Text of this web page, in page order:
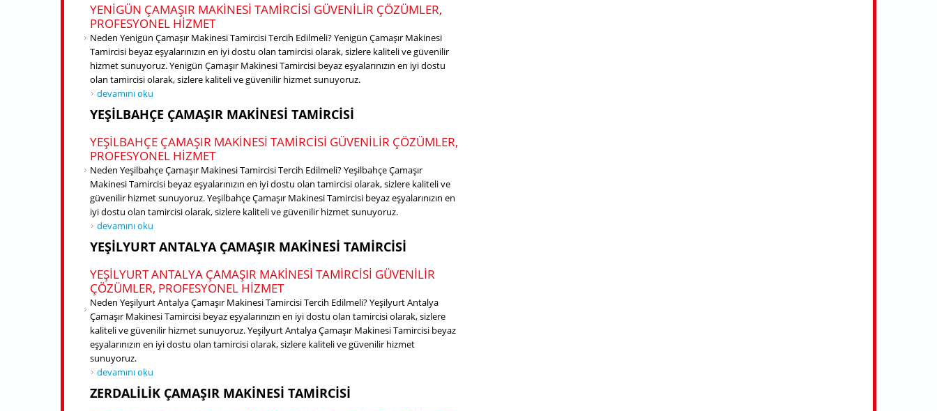
YENIGÜN ÇAMAŞIR MAKINESI TAMIRCISI GÜVENILIR ÇÖZÜMLER,
PROFESYONEL HIZMET
Neden Yenigün Çamaşır Makinesi Tamircisi Tercih Edilmeli? Yenigün Çamaşır Makinesi
Tamircisi beyaz eşyalarınızın en iyi dostu olan tamircisi olarak, sizlere kaliteli ve güvenilir
hizmet sunuyoruz. Yenigün Çamaşır Makinesi Tamircisi beyaz eşyalarınızın en iyi dostu
olan tamircisi olarak, sizlere kaliteli ve güvenilir hizmet sunuyoruz.
Yenigün Çamaşır Makinesi Tamircisi hakkında
devamını oku
YEŞILBAHÇE ÇAMAŞIR MAKINESI TAMIRCISI
YEŞILBAHÇE ÇAMAŞIR MAKINESI TAMIRCISI GÜVENILIR ÇÖZÜMLER,
PROFESYONEL HIZMET
Neden Yeşilbahçe Çamaşır Makinesi Tamircisi Tercih Edilmeli? Yeşilbahçe Çamaşır
Makinesi Tamircisi beyaz eşyalarınızın en iyi dostu olan tamircisi olarak, sizlere kaliteli ve
güvenilir hizmet sunuyoruz. Yeşilbahçe Çamaşır Makinesi Tamircisi beyaz eşyalarınızın en
iyi dostu olan tamircisi olarak, sizlere kaliteli ve güvenilir hizmet sunuyoruz.
Yeşilbahçe Çamaşır Makinesi Tamircisi hakkında
devamını oku
YEŞILYURT ANTALYA ÇAMAŞIR MAKINESI TAMIRCISI
YEŞILYURT ANTALYA ÇAMAŞIR MAKINESI TAMIRCISI GÜVENILIR
ÇÖZÜMLER, PROFESYONEL HIZMET
Neden Yeşilyurt Antalya Çamaşır Makinesi Tamircisi Tercih Edilmeli? Yeşilyurt Antalya
Çamaşır Makinesi Tamircisi beyaz eşyalarınızın en iyi dostu olan tamircisi olarak, sizlere
kaliteli ve güvenilir hizmet sunuyoruz. Yeşilyurt Antalya Çamaşır Makinesi Tamircisi beyaz
eşyalarınızın en iyi dostu olan tamircisi olarak, sizlere kaliteli ve güvenilir hizmet
sunuyoruz.
Yeşilyurt Antalya Çamaşır Makinesi Tamircisi hakkında
devamını oku
ZERDALILIK ÇAMAŞIR MAKINESI TAMIRCISI